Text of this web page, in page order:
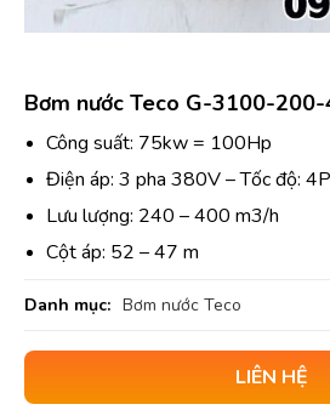
Bơm nước Teco G-3100-
Công suất: 75kw = 100Hp
Điện áp: 3 pha 380V – Tốc độ:
Lưu lượng: 240 – 400 m3/h
Cột áp: 52 – 47 m
Danh mục: Bơm nước Teco
LIÊN HỆ